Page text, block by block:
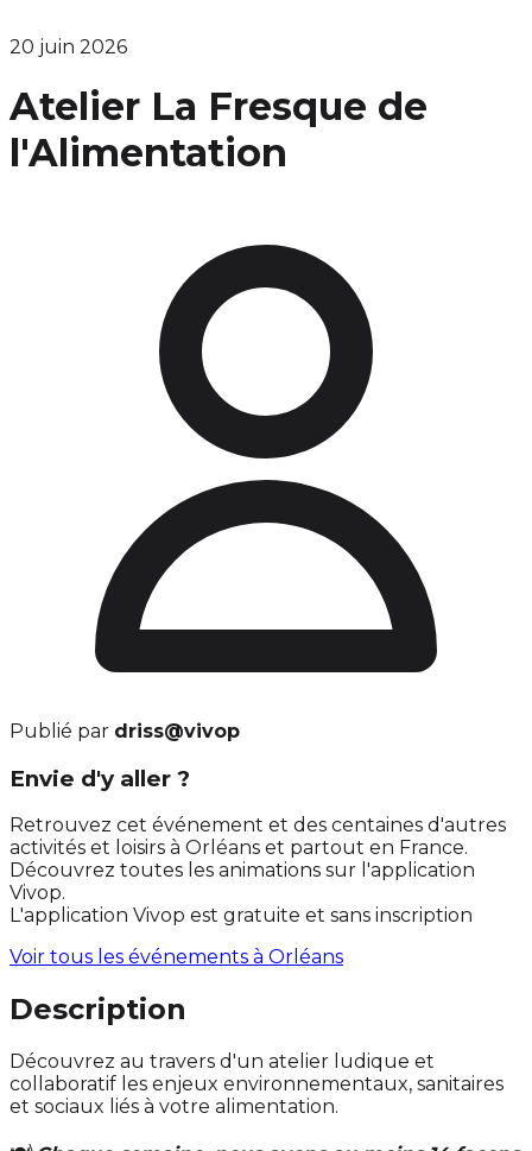
20 juin 2026
Atelier La Fresque de
l'Alimentation
Publié par driss@vivop
Envie d'y aller ?
Retrouvez cet événement et des centaines d'autres
activités et loisirs à Orléans et partout en France.
Découvrez toutes les animations sur l'application
Vivop.
L'application Vivop est gratuite et sans inscription
Voir tous les événements à Orléans
Description
Découvrez au travers d'un atelier ludique et
collaboratif les enjeux environnementaux, sanitaires
et sociaux liés à votre alimentation.